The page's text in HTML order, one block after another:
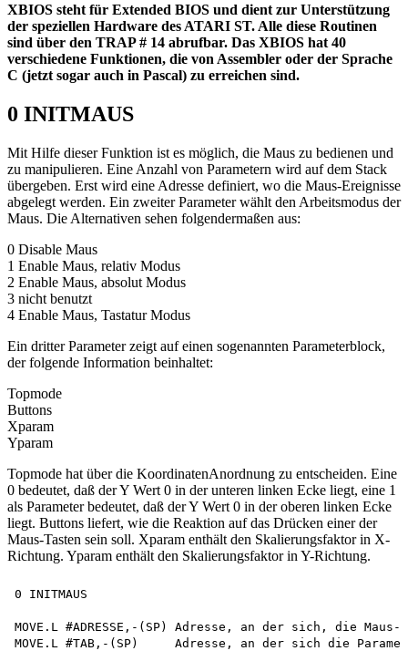
XBIOS steht für Extended BIOS und dient zur Unterstützung
der speziellen Hardware des ATARI ST. Alle diese Routinen
sind über den TRAP # 14 abrufbar. Das XBIOS hat 40
verschiedene Funktionen, die von Assembler oder der Sprache
C (jetzt sogar auch in Pascal) zu erreichen sind.
0 INITMAUS
Mit Hilfe dieser Funktion ist es möglich, die Maus zu bedienen und
zu manipulieren. Eine Anzahl von Parametern wird auf dem Stack
übergeben. Erst wird eine Adresse definiert, wo die Maus-Ereignisse
abgelegt werden. Ein zweiter Parameter wählt den Arbeitsmodus der
Maus. Die Alternativen sehen folgendermaßen aus:
0 Disable Maus
1 Enable Maus, relativ Modus
2 Enable Maus, absolut Modus
3 nicht benutzt
4 Enable Maus, Tastatur Modus
Ein dritter Parameter zeigt auf einen sogenannten Parameterblock,
der folgende Information beinhaltet:
Topmode
Buttons
Xparam
Yparam
Topmode hat über die KoordinatenAnordnung zu entscheiden. Eine
0 bedeutet, daß der Y Wert 0 in der unteren linken Ecke liegt, eine 1
als Parameter bedeutet, daß der Y Wert 0 in der oberen linken Ecke
liegt. Buttons liefert, wie die Reaktion auf das Drücken einer der
Maus-Tasten sein soll. Xparam enthält den Skalierungsfaktor in X-
Richtung. Yparam enthält den Skalierungsfaktor in Y-Richtung.
0 INITMAUS
MOVE.L #ADRESSE,-(SP) Adresse, an der sich, die
MOVE.L #TAB,-(SP)     Adresse, an der sich die